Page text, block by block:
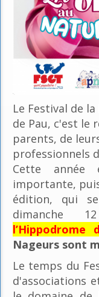
Le Festival de
de Pau, c'est le
parents, de
professionnels
Cette année
importante,
édition, qui
dimanche
l’Hippodrome
Nageurs sont
Le temps du
d'associations